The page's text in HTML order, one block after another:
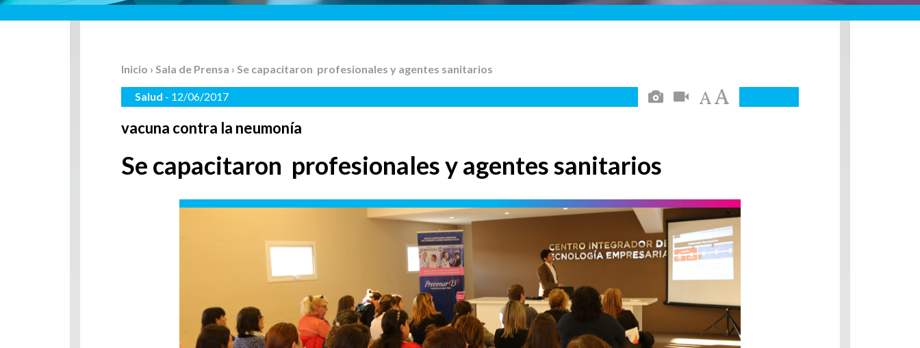
Inicio › Sala de Prensa › Se capacitaron profesionales y agentes sanitarios
Salud - 12/06/2017
vacuna contra la neumonía
Se capacitaron profesionales y agentes sanitarios